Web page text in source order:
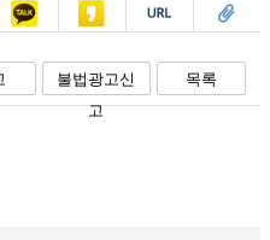
카톡 카스 복사 스크랩
불법광고신
고
목록